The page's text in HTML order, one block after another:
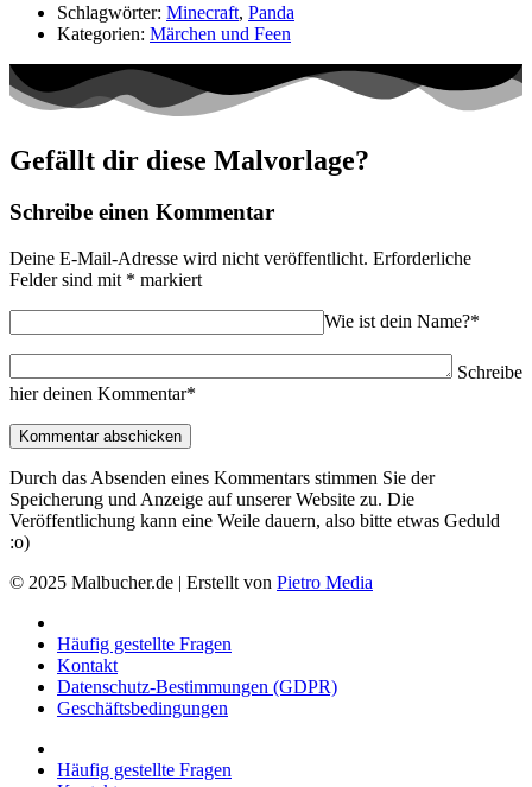
Schlagwörter: Minecraft, Panda
Kategorien: Märchen und Feen
Gefällt dir diese Malvorlage?
Schreibe einen Kommentar
Deine E-Mail-Adresse wird nicht veröffentlicht. Erforderliche
Felder sind mit * markiert
Wie ist dein Name?*
Schreibe
hier deinen Kommentar*
Durch das Absenden eines Kommentars stimmen Sie der
Speicherung und Anzeige auf unserer Website zu. Die
Veröffentlichung kann eine Weile dauern, also bitte etwas Geduld
:o)
© 2025 Malbucher.de | Erstellt von Pietro Media
Häufig gestellte Fragen
Kontakt
Datenschutz-Bestimmungen (GDPR)
Geschäftsbedingungen
Häufig gestellte Fragen